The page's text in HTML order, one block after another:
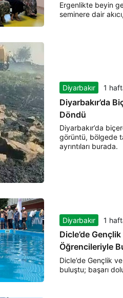
Ergenlikte beyin
seminere dair
Diyarbakır 1
Diyarbakır’da
Döndü
Diyarbakır’da
görüntü, bölgede
ayrıntıları burada.
Diyarbakır 1
Dicle’de
Öğrencileriyle
Dicle’de Gençlik
buluştu; başarı